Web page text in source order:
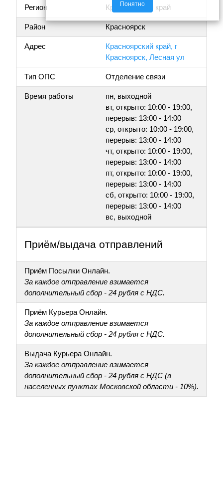
Регион Красноярский край
Район Красноярск
Адрес
Красноярский край, г
Красноярск, Лесная ул
Тип ОПС Отделение связи
Время работы
пн, выходной
вт, открыто: 10:00 - 19:00,
перерыв: 13:00 - 14:00
ср, открыто: 10:00 - 19:00,
перерыв: 13:00 - 14:00
чт, открыто: 10:00 - 19:00,
перерыв: 13:00 - 14:00
пт, открыто: 10:00 - 19:00,
перерыв: 13:00 - 14:00
сб, открыто: 10:00 - 19:00,
перерыв: 13:00 - 14:00
вс, выходной
Приём/выдача отправлений
Приём Посылки Онлайн.
За каждое отправление взимается
дополнительный сбор - 24 рубля с НДС.
Приём Курьера Онлайн.
За каждое отправление взимается
дополнительный сбор - 24 рубля с НДС.
Выдача Курьера Онлайн.
За каждое отправление взимается
дополнительный сбор - 24 рубля с НДС (в
населенных пунктах Московской области - 10%).
Понятно